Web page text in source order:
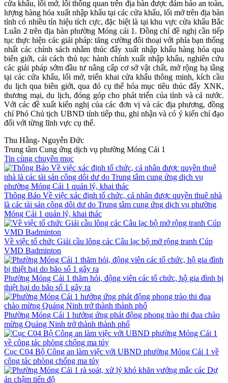
cửa khẩu, lối mở, lối thông quan trên địa bàn được đảm bảo an toàn,
lượng hàng hóa xuất nhập khẩu tại các cửa khẩu, lối mở trên địa bàn
tỉnh có nhiều tín hiệu tích cực, đặc biệt là tại khu vực cửa khẩu Bắc
Luân 2 trên địa bàn phường Móng cái 1. Đồng chí đề nghị cần tiếp
tục thực hiện các giải pháp: tăng cường đôi thoại với phía bạn thống
nhất các chính sách nhằm thúc đẩy xuất nhập khẩu hàng hóa qua
biên giới, cải cách thủ tục hành chính xuất nhập khẩu, nghiên cứu
các giải pháp sớm đầu tư nâng cấp cơ sở vật chất, mở rộng hạ tầng
tại các cửa khẩu, lối mở, triển khai cửa khẩu thông minh, kích cầu
du lịch qua biên giới, qua đó cụ thể hóa mục tiêu thúc đẩy XNK,
thương mại, du lịch, đóng góp cho phát triển của tỉnh và cả nước.
Với các đề xuất kiến nghị của các đơn vị và các địa phương, đồng
chí Phó Chủ tịch UBND tỉnh tiếp thu, ghi nhận và có ý kiến chỉ đạo
đối với từng lĩnh vực cụ thể.
Thu Hằng- Nguyễn Đức
Trung tâm Cung ứng dịch vụ phường Móng Cái 1
Tin cùng chuyên mục
Thông Báo Về việc xác định tổ chức, cá nhân được quyền thuê nhà
là các tài sản công dôi dư do Trung tâm cung ứng dịch vụ phường
Móng Cái 1 quản lý, khai thác
Về việc tổ chức Giải cầu lông các Câu lạc bộ mở rộng tranh Cúp
VMD Badminton
Phường Móng Cái 1 thăm hỏi, động viên các tổ chức, hộ gia đình bị
thiệt hại do bão số 1 gây ra
Phường Móng Cái 1 hưởng ứng phát động phong trào thi đua chào
mừng Quảng Ninh trở thành thành phố
Cục C04 Bộ Công an làm việc với UBND phường Móng Cái 1 về
công tác phòng chống ma túy